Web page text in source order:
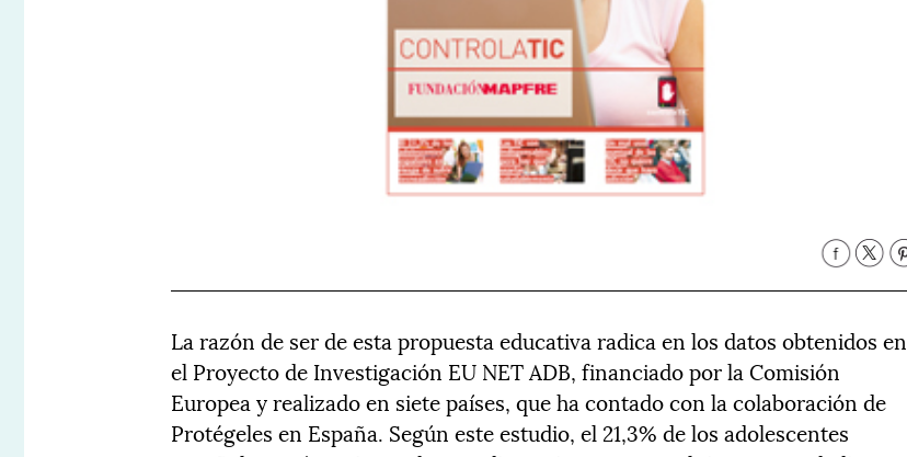
La razón de ser de esta propuesta educativa radica en los datos obtenidos en
el Proyecto de Investigación EU NET ADB, financiado por la Comisión
Europea y realizado en siete países, que ha contado con la colaboración de
Protégeles en España. Según este estudio, el 21,3% de los adolescentes